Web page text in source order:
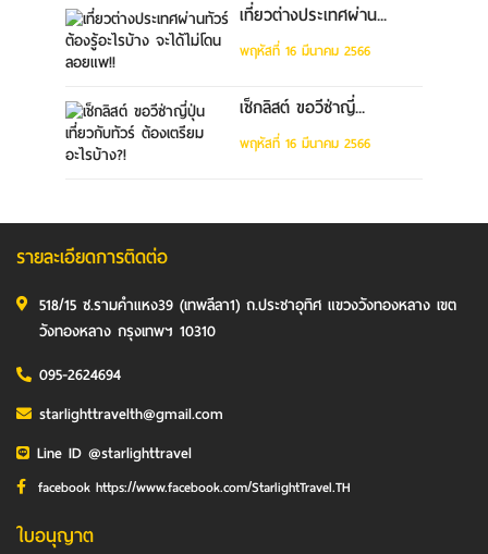
เที่ยวต่างประเทศผ่าน...
พฤหัสที่ 16 มีนาคม 2566
เช็กลิสต์ ขอวีซ่าญี่...
พฤหัสที่ 16 มีนาคม 2566
รายละเอียดการติดต่อ
518/15 ซ.รามคำแหง39 (เทพลีลา1) ถ.ประชาอุทิศ แขวงวังทองหลาง เขต
วังทองหลาง กรุงเทพฯ 10310
095-2624694
starlighttravelth@gmail.com
Line ID @starlighttravel
facebook https://www.facebook.com/StarlightTravel.TH
ใบอนุญาต